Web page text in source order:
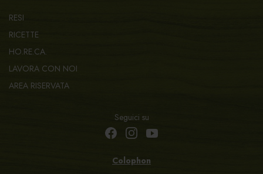
RESI
RICETTE
HO.RE.CA.
LAVORA CON NOI
AREA RISERVATA
Seguici su
Colophon